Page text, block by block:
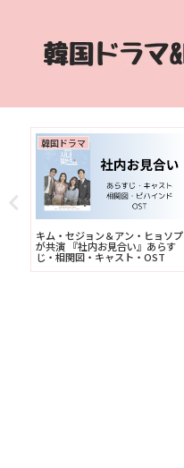
韓国ドラマ
キム・セジョン＆アン・ヒョソプ
が共演 『社内お見合い』あらす
じ・相関図・キャスト・OST